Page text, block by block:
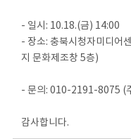
- 일시: 10.18.(금) 14:00
- 장소: 충북시청자미디어
지 문화제조창 5층)
- 문의: 010-2191-8075 (
감사합니다.